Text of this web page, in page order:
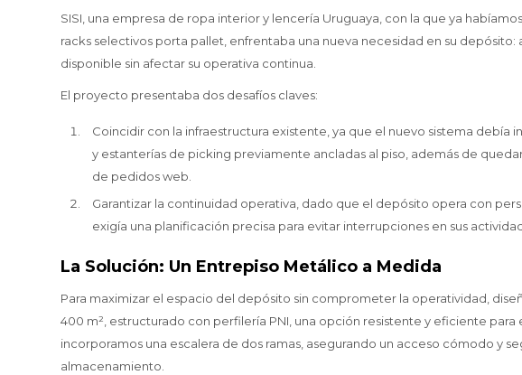
SISI, una empresa de ropa interior y lencería Uruguaya, con la que ya
racks selectivos porta pallet, enfrentaba una nueva necesidad en su
disponible sin afectar su operativa continua.
El proyecto presentaba dos desafíos claves:
Coincidir con la infraestructura existente, ya que el nuevo sistema
y estanterías de picking previamente ancladas al piso, además de
de pedidos web.
Garantizar la continuidad operativa, dado que el depósito opera con
exigía una planificación precisa para evitar interrupciones en sus
La Solución: Un Entrepiso Metálico a Medida
Para maximizar el espacio del depósito sin comprometer la operatividad,
400 m², estructurado con perfilería PNI, una opción resistente y eficiente
incorporamos una escalera de dos ramas, asegurando un acceso cómodo y
almacenamiento.